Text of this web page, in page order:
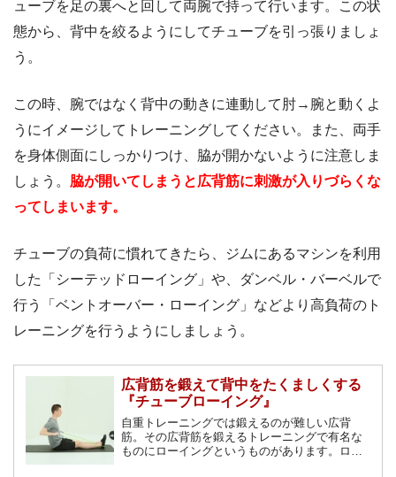
ューブを足の裏へと回して両腕で持って行います。この状
態から、背中を絞るようにしてチューブを引っ張りましょ
う。
この時、腕ではなく背中の動きに連動して肘→腕と動くよ
うにイメージしてトレーニングしてください。また、両手
を身体側面にしっかりつけ、脇が開かないように注意しま
しょう。 脇が開いてしまうと広背筋に刺激が入りづらくな
ってしまいます。
チューブの負荷に慣れてきたら、ジムにあるマシンを利用
した「シーテッドローイング」や、ダンベル・バーベルで
行う「ベントオーバー・ローイング」などより高負荷のト
レーニングを行うようにしましょう。
広背筋を鍛えて背中をたくましくする
『チューブローイング』
自重トレーニングでは鍛えるのが難しい広背
筋。その広背筋を鍛えるトレーニングで有名な
ものにローイングというものがあります。ロー